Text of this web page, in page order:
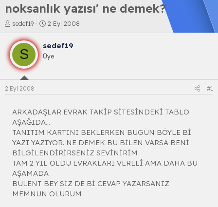
noksanlık yazısı' ne demek?
K
o
n
b
u
y
a
a
a
n
sedef19
B
a
l
a
ç
a
h
i
2 Eyl 2008
S
sedef19
Üye
2 Eyl 2008 #1
ARKADAŞLAR EVRAK TAKİP SİTESİNDEKİ TABLO
AŞAĞIDA...
TANITIM KARTINI BEKLERKEN BUGÜN BÖYLE Bİ
YAZI YAZIYOR. NE DEMEK BU BİLEN VARSA BENİ
BİLGİLENDİRİRSENİZ SEVİNİRİM
TAM 2 YIL OLDU EVRAKLARI VERELİ AMA DAHA BU
AŞAMADA
BÜLENT BEY SİZ DE Bİ CEVAP YAZARSANIZ
MEMNUN OLURUM